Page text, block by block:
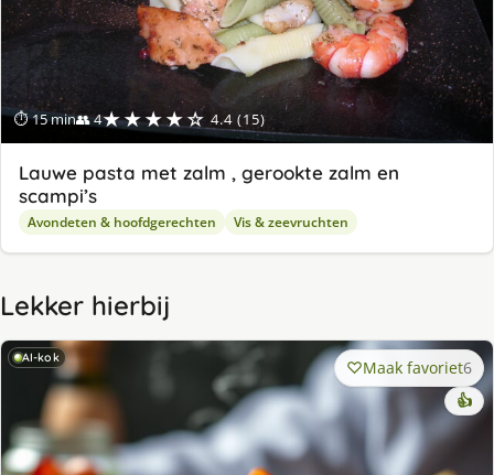
⏱ 15 min👥 4★★★★☆ 4.4 (15)
Lauwe pasta met zalm , gerookte zalm en
scampi’s
Avondeten & hoofdgerechten Vis & zeevruchten
Lekker hierbij
AI-kok Maak favoriet6
👍